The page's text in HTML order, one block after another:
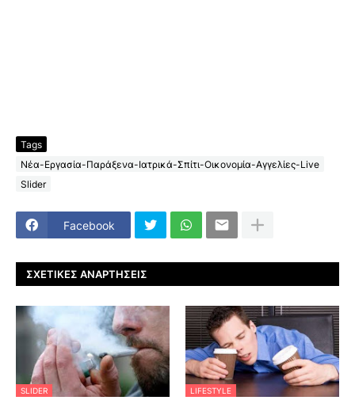
Tags
Νέα-Εργασία-Παράξενα-Ιατρικά-Σπίτι-Οικονομία-Αγγελίες-Live
Slider
Facebook
ΣΧΕΤΙΚΈΣ ΑΝΑΡΤΉΣΕΙΣ
SLIDER LIFESTYLE